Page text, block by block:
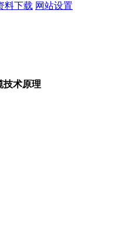
料下载 网站设置
技术原理